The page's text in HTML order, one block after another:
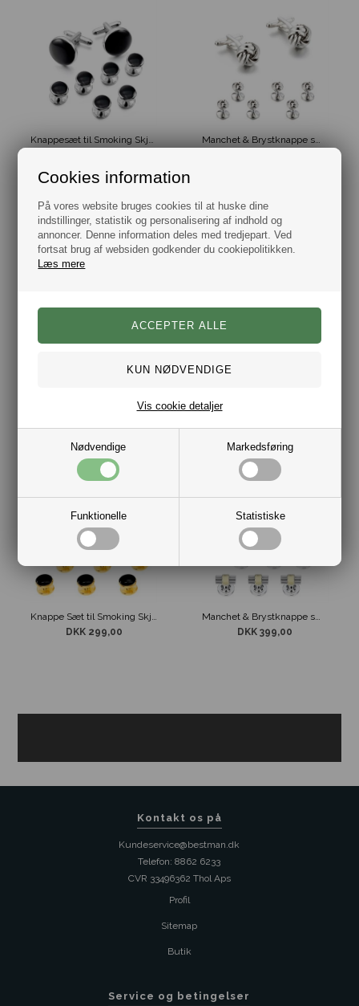
Cookies information
På vores website bruges cookies til at huske dine
indstillinger, statistik og personalisering af indhold og
annoncer. Denne information deles med tredjepart. Ved
fortsat brug af websiden godkender du cookiepolitikken.
Læs mere
Nødvendige Markedsføring
Funktionelle Statistiske
Vis cookie detaljer
Manchet & Brystknappe sæt Silver Knot
Smoking & Manchet knapper Guld Knude Design
DKK 299,00
Manchet & Brystknappe sæt Sølv/Guld Design
DKK 399,00
Kontakt os på
Kundeservice@bestman.dk
Telefon: 8862 6233
CVR 33496362 Thol Aps
Profil
Sitemap
Butik
Service og betingelser